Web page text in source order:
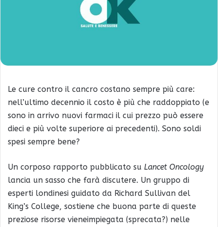
Le cure contro il cancro costano sempre più care:
nell’ultimo decennio il costo è più che raddoppiato (e
sono in arrivo nuovi farmaci il cui prezzo può essere
dieci e più volte superiore ai precedenti). Sono soldi
spesi sempre bene?
Un corposo rapporto pubblicato su Lancet Oncology
lancia un sasso che farà discutere. Un gruppo di
esperti londinesi guidato da Richard Sullivan del
King’s College, sostiene che buona parte di queste
preziose risorse vieneimpiegata (sprecata?) nelle